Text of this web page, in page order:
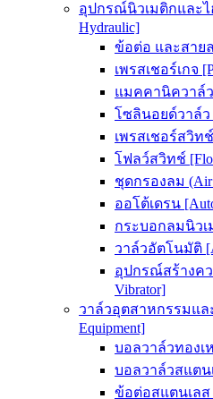
อุปกรณ์นิวเมติกและไ
Hydraulic]
ข้อต่อ และสายล
เพรสเชอร์เกจ
แมคคานิควาล์ว
โซลินอยด์วาล์ว
เพรสเชอร์สวิทช์
โฟลว์สวิทช์
ชุดกรองลม (Air
ออโต้เดรน
กระบอกลมนิวเ
วาล์วอัตโนมัติ
อุปกรณ์สร้างคว
Vibrator]
วาล์วอุตสาหกรรมแล
Equipment]
บอลวาล์วทองเ
บอลวาล์วสแตนเ
ข้อต่อสแตนเลส